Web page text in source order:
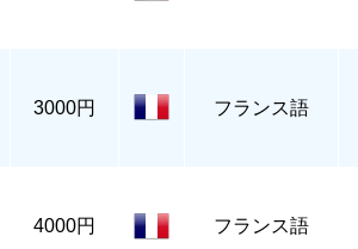
3000円 フランス語
4000円 フランス語